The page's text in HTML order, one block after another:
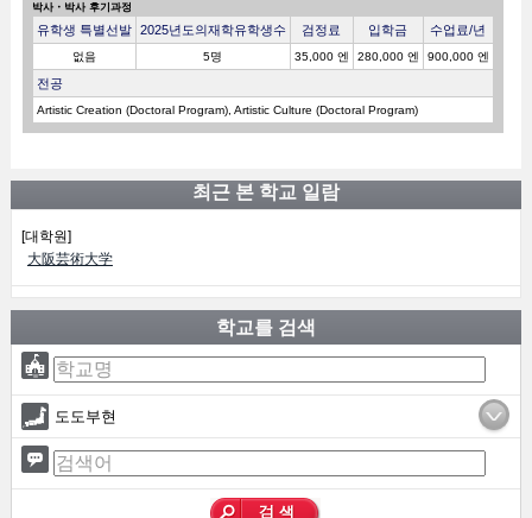
박사・박사 후기과정
유학생 특별선발 2025년도의재학유학생수 검정료 입학금 수업료/년
없음 5명 35,000 엔 280,000 엔 900,000 엔
전공
Artistic Creation (Doctoral Program), Artistic Culture (Doctoral Program)
최근 본 학교 일람
[대학원]
大阪芸術大学
학교를 검색
도도부현